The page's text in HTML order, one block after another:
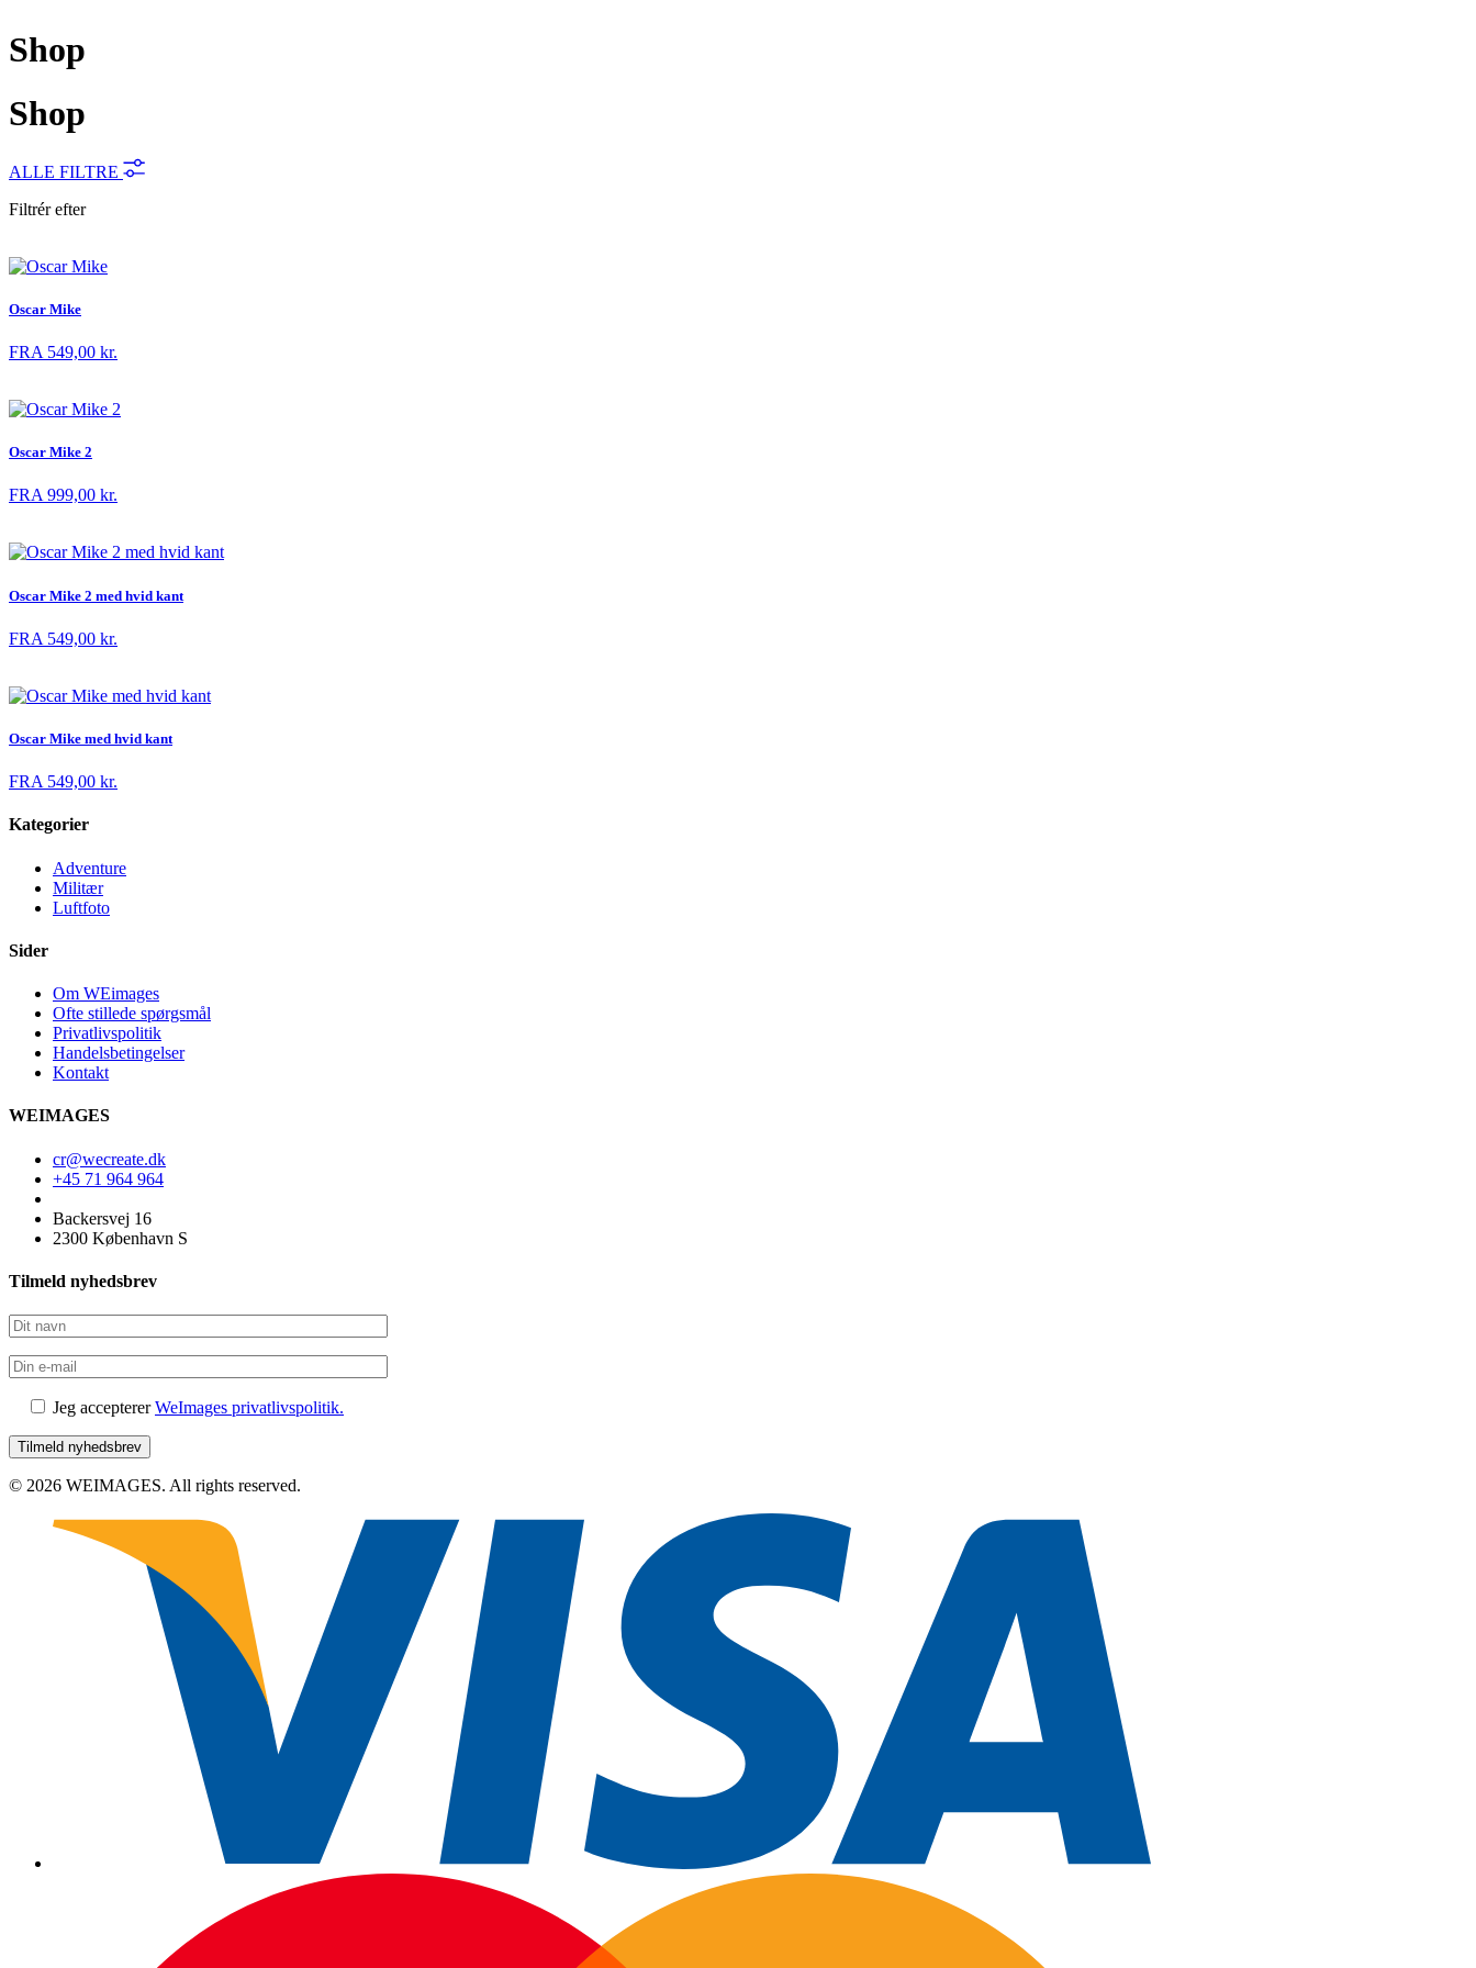
Shop
Shop
ALLE FILTRE
Filtrér efter
Oscar Mike
FRA 549,00 kr.
Oscar Mike 2
FRA 999,00 kr.
Oscar Mike 2 med hvid kant
FRA 549,00 kr.
Oscar Mike med hvid kant
FRA 549,00 kr.
Kategorier
Adventure
Militær
Luftfoto
Sider
Om WEimages
Ofte stillede spørgsmål
Privatlivspolitik
Handelsbetingelser
Kontakt
WEIMAGES
cr@wecreate.dk
+45 71 964 964
Backersvej 16
2300 København S
Tilmeld nyhedsbrev
Jeg acceptererWeImages privatlivspolitik.
© 2026 WEIMAGES. All rights reserved.